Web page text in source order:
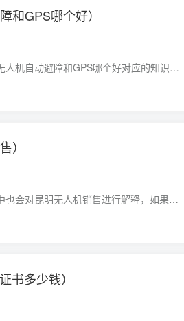
和GPS哪个好）
机自动避障和GPS哪个好对应的知识
）
会对昆明无人机销售进行解释，如果能
书多少钱）